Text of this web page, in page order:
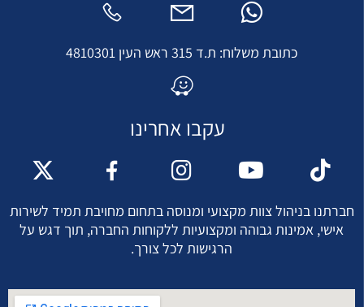
כתובת משלוח: ת.ד 315 ראש העין 4810301
עקבו אחרינו
חברתנו בניהול צוות מקצועי ומנוסה בתחום מחויבת תמיד לשירות
אישי, אמינות גבוהה ומקצועיות ללקוחות החברה, תוך דגש על
הרגישות לכל צורך.